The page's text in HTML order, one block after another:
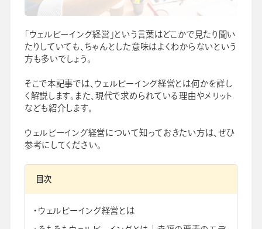
におけるSDGsの取組み
資料ダウンロード
ビジネスベーシックダイアリー
手帳資料一覧
お知らせ
関連サービス
「ウェルビーイング経営」という言葉はどこかで見たり聞い
たりしていても、ちゃんとした意味はよくわからないという
方も多いでしょう。
そこで本記事では、ウェルビーイング経営とは何かを詳し
く解説します。また、現代で求められている理由やメリット
なども紹介します。
ウェルビーイング経営について知っておきたい方は、ぜひ
参考にしてください。
目次
ウェルビーイング経営とは